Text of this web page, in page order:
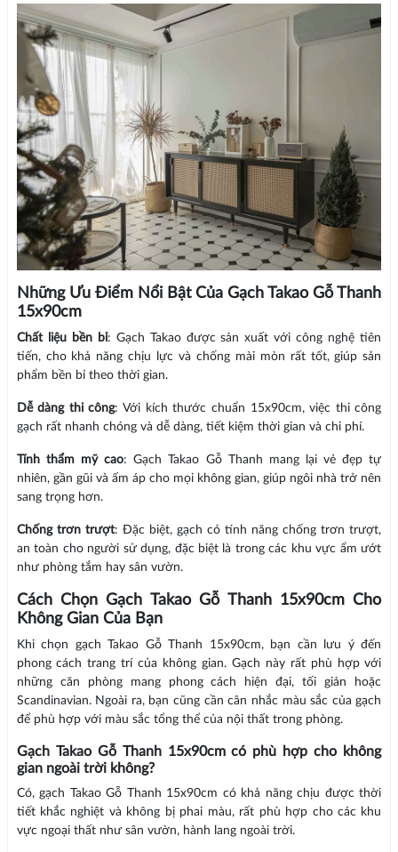
Những Ưu Điểm Nổi Bật Của Gạch Takao Gỗ Thanh
15x90cm
Chất liệu bền bỉ: Gạch Takao được sản xuất với công nghệ tiên
tiến, cho khả năng chịu lực và chống mài mòn rất tốt, giúp sản
phẩm bền bỉ theo thời gian.
Dễ dàng thi công: Với kích thước chuẩn 15x90cm, việc thi công
gạch rất nhanh chóng và dễ dàng, tiết kiệm thời gian và chi phí.
Tính thẩm mỹ cao: Gạch Takao Gỗ Thanh mang lại vẻ đẹp tự
nhiên, gần gũi và ấm áp cho mọi không gian, giúp ngôi nhà trở nên
sang trọng hơn.
Chống trơn trượt: Đặc biệt, gạch có tính năng chống trơn trượt,
an toàn cho người sử dụng, đặc biệt là trong các khu vực ẩm ướt
như phòng tắm hay sân vườn.
Cách Chọn Gạch Takao Gỗ Thanh 15x90cm Cho
Không Gian Của Bạn
Khi chọn gạch Takao Gỗ Thanh 15x90cm, bạn cần lưu ý đến
phong cách trang trí của không gian. Gạch này rất phù hợp với
những căn phòng mang phong cách hiện đại, tối giản hoặc
Scandinavian. Ngoài ra, bạn cũng cần cân nhắc màu sắc của gạch
để phù hợp với màu sắc tổng thể của nội thất trong phòng.
Gạch Takao Gỗ Thanh 15x90cm có phù hợp cho không
gian ngoài trời không?
Có, gạch Takao Gỗ Thanh 15x90cm có khả năng chịu được thời
tiết khắc nghiệt và không bị phai màu, rất phù hợp cho các khu
vực ngoại thất như sân vườn, hành lang ngoài trời.